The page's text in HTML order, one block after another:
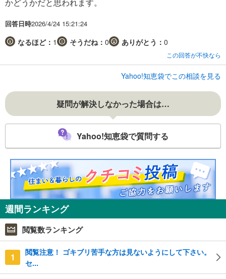
回答日時2026/4/24 15:21:24
なるほど： 1 そうだね： 0 ありがとう： 0
この回答が不快なら
Yahoo!知恵袋でこの相談を見る
疑問が解決しなかった場合は…
Yahoo!知恵袋で質問する
週間ランキング
閲覧数ランキング
1
閲覧注意！ ゴキブリ苦手な方は見ないようにして下さい。
セ...